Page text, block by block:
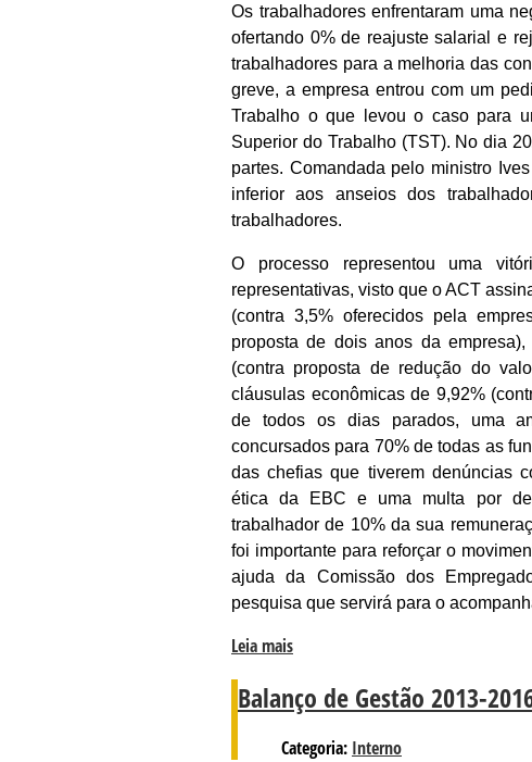
Os trabalhadores enfrentaram uma
ofertando 0% de reajuste salarial e
trabalhadores para a melhoria das
greve, a empresa entrou com um
Trabalho o que levou o caso para
Superior do Trabalho (TST). No dia
partes. Comandada pelo ministro
inferior aos anseios dos
trabalhadores.
O processo representou uma
representativas, visto que o ACT
(contra 3,5% oferecidos pela
proposta de dois anos da
(contra proposta de redução do
cláusulas econômicas de 9,92%
de todos os dias parados, uma
concursados para 70% de todas as
das chefias que tiverem denúncias
ética da EBC e uma multa por
trabalhador de 10% da sua
foi importante para reforçar o
ajuda da Comissão dos
pesquisa que servirá para o
Leia mais
Balanço de Gestão 2013-
Categoria: Interno